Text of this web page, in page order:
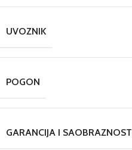
UVOZNIK
POGON
GARANCIJA I SAOBRAZNOST